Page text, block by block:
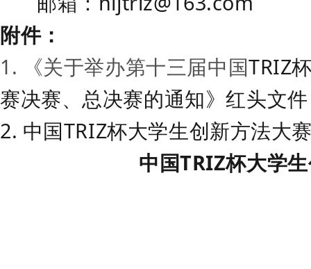
附件：
1.
《关于举办第十三届中国TRIZ
赛决赛、总决赛的通知》红头文件
2. 中国TRIZ杯大学生创新方法大
中国TRIZ杯大学